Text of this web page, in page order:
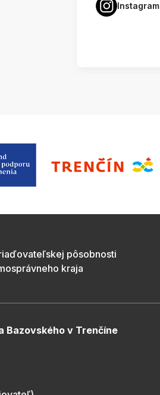
Instagram
pôsobnosti
kraja
Bazovského v Trenčíne